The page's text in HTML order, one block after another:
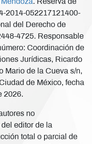
. Reserva de
2014-052217121400-
del Derecho de
4725. Responsable
Coordinación de
Jurídicas, Ricardo
Mario de la Cueva s/n,
de México, fecha
2026.
no
editor de la
total o parcial de